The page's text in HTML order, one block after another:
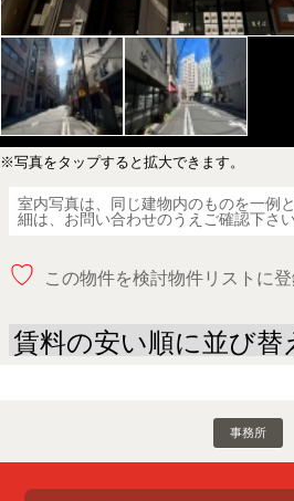
※写真をタップすると拡大できます。
室内写真は、同じ建物内のものを一例
細は、お問い合わせのうえご確認下さい
♡ この物件を検討物件リストに
事務所